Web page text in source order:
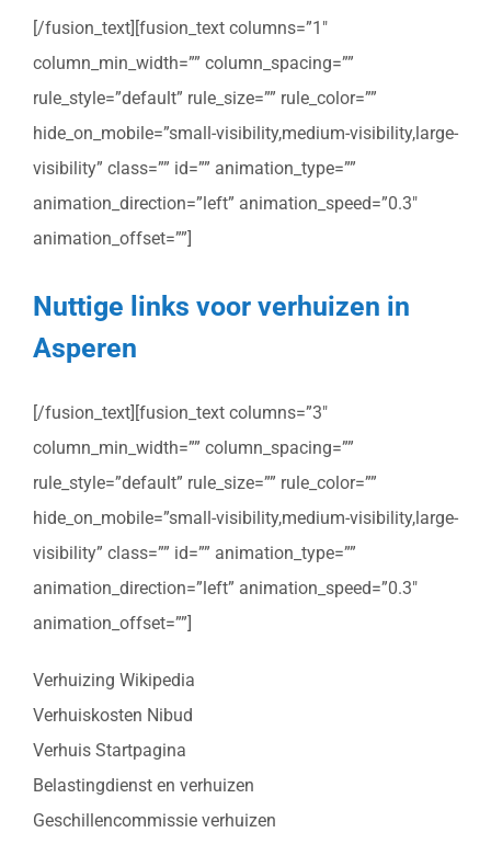
[/fusion_text][fusion_text columns=”1″
column_min_width=”” column_spacing=””
rule_style=”default” rule_size=”” rule_color=””
hide_on_mobile=”small-visibility,medium-visibility,large-
visibility” class=”” id=”” animation_type=””
animation_direction=”left” animation_speed=”0.3″
animation_offset=””]
Nuttige links voor verhuizen in
Asperen
[/fusion_text][fusion_text columns=”3″
column_min_width=”” column_spacing=””
rule_style=”default” rule_size=”” rule_color=””
hide_on_mobile=”small-visibility,medium-visibility,large-
visibility” class=”” id=”” animation_type=””
animation_direction=”left” animation_speed=”0.3″
animation_offset=””]
Verhuizing Wikipedia
Verhuiskosten Nibud
Verhuis Startpagina
Belastingdienst en verhuizen
Geschillencommissie verhuizen